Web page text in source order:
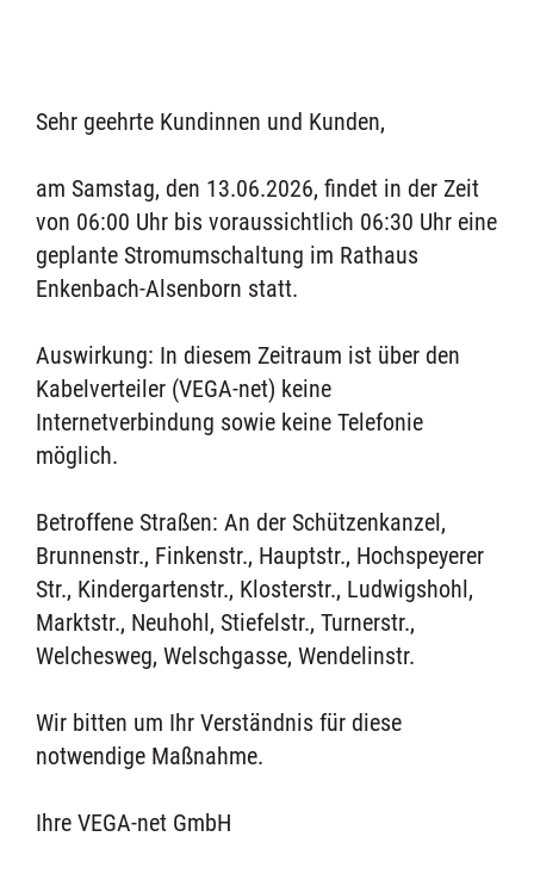
Sehr geehrte Kundinnen und Kunden,
am Samstag, den 13.06.2026, findet in der Zeit
von 06:00 Uhr bis voraussichtlich 06:30 Uhr eine
geplante Stromumschaltung im Rathaus
Enkenbach-Alsenborn statt.
Auswirkung: In diesem Zeitraum ist über den
Kabelverteiler (VEGA-net) keine
Internetverbindung sowie keine Telefonie
möglich.
Betroffene Straßen: An der Schützenkanzel,
Brunnenstr., Finkenstr., Hauptstr., Hochspeyerer
Str., Kindergartenstr., Klosterstr., Ludwigshohl,
Marktstr., Neuhohl, Stiefelstr., Turnerstr.,
Welchesweg, Welschgasse, Wendelinstr.
Wir bitten um Ihr Verständnis für diese
notwendige Maßnahme.
Ihre VEGA-net GmbH